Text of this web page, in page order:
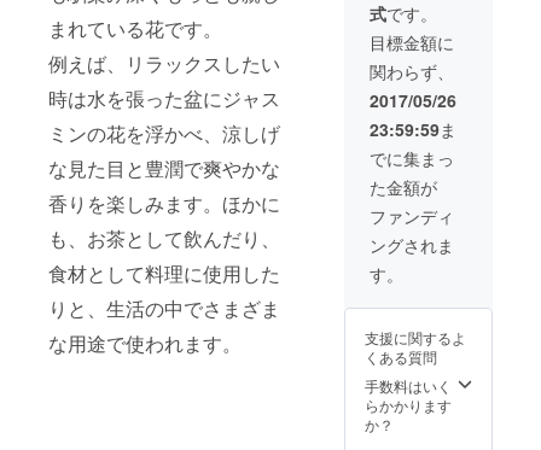
まれている花です。
例えば、リラックスしたい
時は水を張った盆にジャス
ミンの花を浮かべ、涼しげ
な見た目と豊潤で爽やかな
香りを楽しみます。ほかに
も、お茶として飲んだり、
食材として料理に使用した
りと、生活の中でさまざま
な用途で使われます。
ウォッ
シュ ・
コン
ディ
ショ
ナー ・
ハンド
ロー
ション
・バー
ソープ
・ボ
ディス
式です。
目標金額に
関わらず、
2017/05/26
23:59:59ま
でに集まっ
た金額が
ファンディ
ングされま
す。
支援に関するよ
くある質問
手数料はいく
らかかります
か？